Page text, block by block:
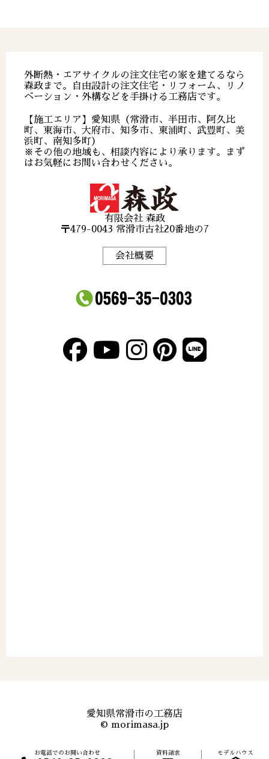
外断熱・エアサイクルの注文住宅の家を建てるなら
森政まで。自由設計の注文住宅・リフォーム、リノ
ベーション・外構などを手掛ける工務店です。
【施工エリア】愛知県（常滑市、半田市、阿久比
町、東海市、大府市、知多市、東浦町、武豊町、美
浜町、南知多町）
※その他の地域も、相談内容により承ります。まず
はお気軽にお問い合わせください。
有限会社 森政
〒479-0043 常滑市古社20番地の7
会社概要
愛知県常滑市の工務店
© morimasa.jp
お電話でのお問い合わせ 資料請求 モデルハウス